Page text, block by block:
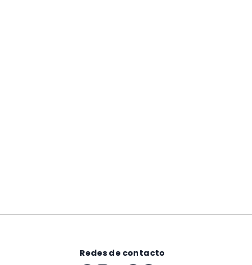
Redes de contacto